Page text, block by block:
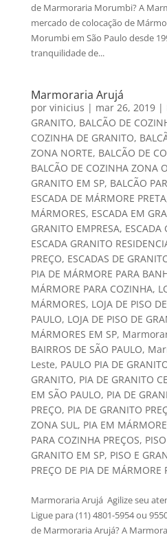
de Marmoraria Morumbi? A
mercado de colocação de
Morumbi em São Paulo desde
tranquilidade de...
Marmoraria Arujá
por vinicius | mar 26, 2019|
GRANITO, BALCÃO DE
COZINHA DE GRANITO,
ZONA NORTE, BALCÃO DE
BALCÃO DE COZINHA ZONA
GRANITO EM SP, BALCÃO
ESCADA DE MÁRMORE PRETA
MÁRMORES, ESCADA EM
GRANITO EMPRESA, ESCADA
ESCADA GRANITO
PREÇO, ESCADAS DE
PIA DE MÁRMORE PARA
MÁRMORE PARA COZINHA,
MÁRMORES, LOJA DE PISO
PAULO, LOJA DE PISO DE
MÁRMORES EM SP,
BAIRROS DE SÃO PAULO,
Leste, PAULO PIA DE
GRANITO, PIA DE GRANITO
EM SÃO PAULO, PIA DE
PREÇO, PIA DE GRANITO
ZONA SUL, PIA EM MÁRMORE
PARA COZINHA PREÇOS,
GRANITO EM SP, PISO E
PREÇO DE PIA DE MÁRMORE
Marmoraria Arujá Agilize seu
Ligue para (11) 4801-5954 ou
de Marmoraria Arujá? A